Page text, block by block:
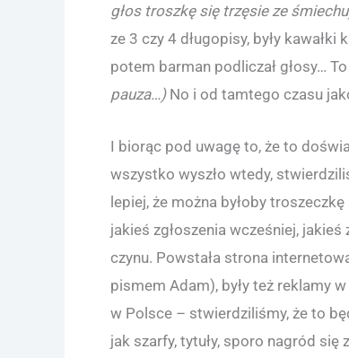
głos troszkę się trzęsie ze
ze 3 czy 4 długopisy, były
potem barman podliczał głosy…
pauza…) No i od tamtego czasu
I biorąc pod uwagę to, że to
wszystko wyszło wtedy,
lepiej, że można byłoby
jakieś zgłoszenia wcześniej,
czynu. Powstała strona
pismem Adam), były też reklamy
w Polsce – stwierdziliśmy, że to
jak szarfy, tytuły, sporo nagród